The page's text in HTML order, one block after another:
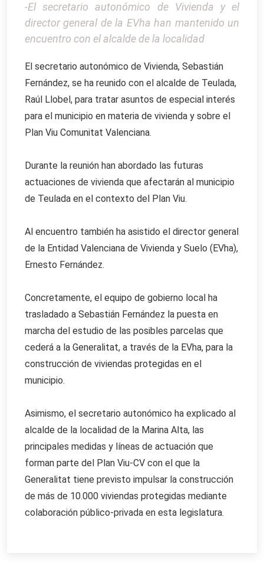
-El secretario autonómico de Vivienda y el
director general de la EVha han mantenido un
encuentro con el alcalde de la localidad
El secretario autonómico de Vivienda, Sebastián
Fernández, se ha reunido con el alcalde de Teulada,
Raúl Llobel, para tratar asuntos de especial interés
para el municipio en materia de vivienda y sobre el
Plan Viu Comunitat Valenciana.
Durante la reunión han abordado las futuras
actuaciones de vivienda que afectarán al municipio
de Teulada en el contexto del Plan Viu.
Al encuentro también ha asistido el director general
de la Entidad Valenciana de Vivienda y Suelo (EVha),
Ernesto Fernández.
Concretamente, el equipo de gobierno local ha
trasladado a Sebastián Fernández la puesta en
marcha del estudio de las posibles parcelas que
cederá a la Generalitat, a través de la EVha, para la
construcción de viviendas protegidas en el
municipio.
Asimismo, el secretario autonómico ha explicado al
alcalde de la localidad de la Marina Alta, las
principales medidas y líneas de actuación que
forman parte del Plan Viu-CV con el que la
Generalitat tiene previsto impulsar la construcción
de más de 10.000 viviendas protegidas mediante
colaboración público-privada en esta legislatura.